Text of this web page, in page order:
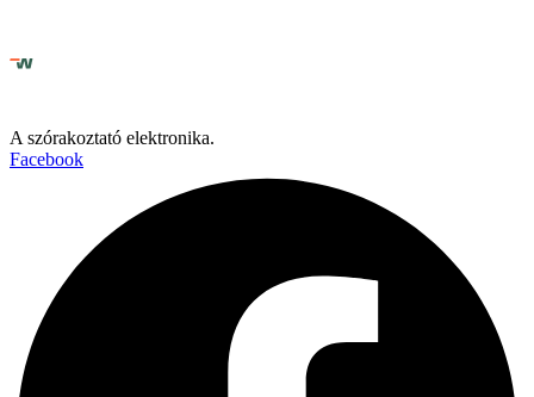
A szórakoztató elektronika.
Facebook